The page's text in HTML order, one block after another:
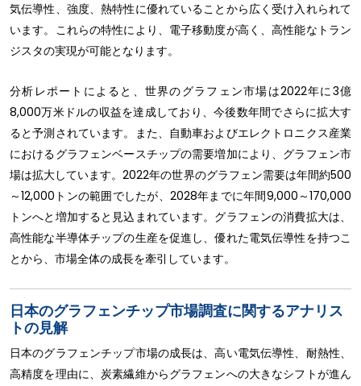
気伝導性、強度、熱特性に優れていることから広く受け入れられて
います。これらの特性により、電子移動度が高く、高性能なトラン
ジスタの実現が可能となります。
分析レポートによると、世界のグラフェン市場は2022年に3億
8,000万米ドルの収益を達成しており、今後数年間でさらに拡大す
ると予測されています。また、自動車およびエレクトロニクス産業
におけるグラフェンベースチップの需要増加により、グラフェン市
場は拡大しています。2022年の世界のグラフェン需要は年間約500
～12,000トンの範囲でしたが、2028年までに年間9,000～170,000
トンへと増加すると見込まれています。グラフェンの消費拡大は、
高性能な半導体チップの生産を促進し、優れた電気伝導性を持つこ
とから、市場全体の成長を牽引しています。
日本のグラフェンチップ市場調査に関するアナリス
トの見解
日本のグラフェンチップ市場の成長は、高い電気伝導性、耐熱性、
高精度を理由に、炭素繊維からグラフェンへの大きなシフトが進ん